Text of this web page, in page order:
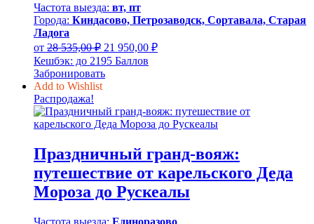
Частота выезда: вт, пт
Города: Киндасово, Петрозаводск, Сортавала, Старая
Ладога
от 28 535,00₽ Первоначальная
цена
составляла
28
21 950,00 ₽Текущая
Кешбэк: до 2195 Баллов
Забронировать
Add to Wishlist
Распродажа!
Праздничный гранд-вояж:
путешествие от карельского Деда
Мороза до Рускеалы
Частота выезда: Единоразово